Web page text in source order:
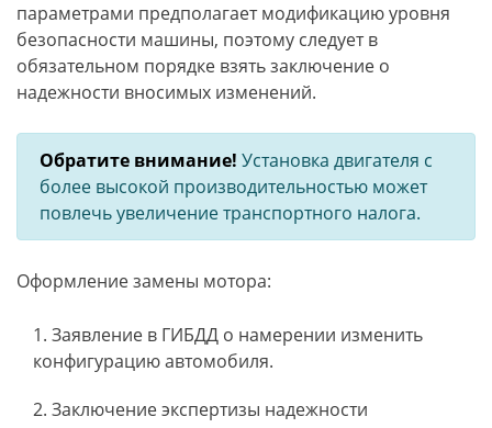
параметрами предполагает модификацию уровня
безопасности машины, поэтому следует в
обязательном порядке взять заключение о
надежности вносимых изменений.
Обратите внимание! Установка двигателя с
более высокой производительностью может
повлечь увеличение транспортного налога.
Оформление замены мотора:
Заявление в ГИБДД о намерении изменить
конфигурацию автомобиля.
Заключение экспертизы надежности